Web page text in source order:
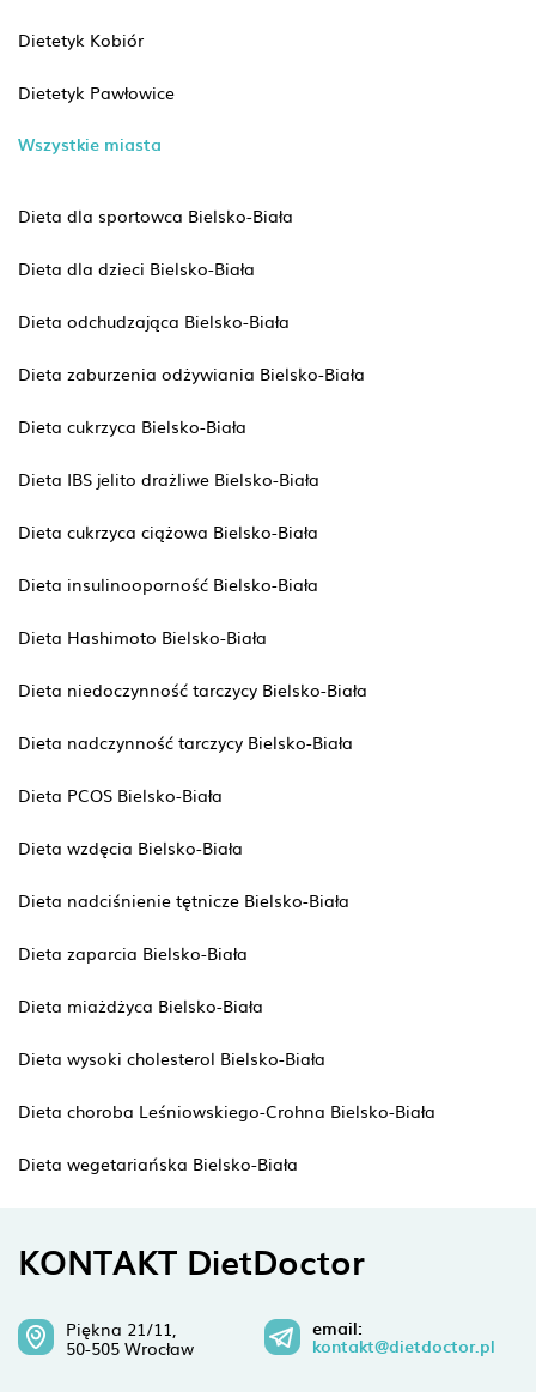
Dietetyk Kobiór
Dietetyk Pawłowice
Wszystkie miasta
Dieta dla sportowca Bielsko-Biała
Dieta dla dzieci Bielsko-Biała
Dieta odchudzająca Bielsko-Biała
Dieta zaburzenia odżywiania Bielsko-Biała
Dieta cukrzyca Bielsko-Biała
Dieta IBS jelito drażliwe Bielsko-Biała
Dieta cukrzyca ciążowa Bielsko-Biała
Dieta insulinooporność Bielsko-Biała
Dieta Hashimoto Bielsko-Biała
Dieta niedoczynność tarczycy Bielsko-Biała
Dieta nadczynność tarczycy Bielsko-Biała
Dieta PCOS Bielsko-Biała
Dieta wzdęcia Bielsko-Biała
Dieta nadciśnienie tętnicze Bielsko-Biała
Dieta zaparcia Bielsko-Biała
Dieta miażdżyca Bielsko-Biała
Dieta wysoki cholesterol Bielsko-Biała
Dieta choroba Leśniowskiego-Crohna Bielsko-Biała
Dieta wegetariańska Bielsko-Biała
KONTAKT DietDoctor
Piękna 21/11,
50-505 Wrocław
email:
kontakt@dietdoctor.pl